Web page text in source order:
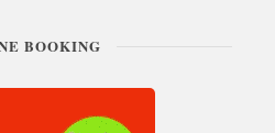
BOOKING